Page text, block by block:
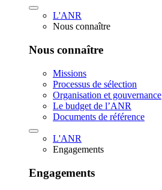
L'ANR
Nous connaître
Nous connaître
Missions
Processus de sélection
Organisation et gouvernance
Le budget de l’ANR
Documents de référence
L'ANR
Engagements
Engagements